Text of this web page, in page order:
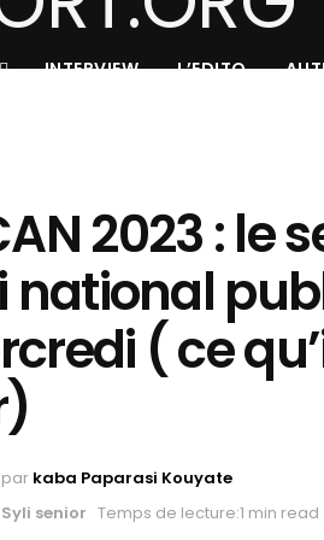
INTERVIEW L’EDITO
2023 : le
national
( ce
par kaba Paparasi Kouyate
Syli senior Temps de lecture:1 min read